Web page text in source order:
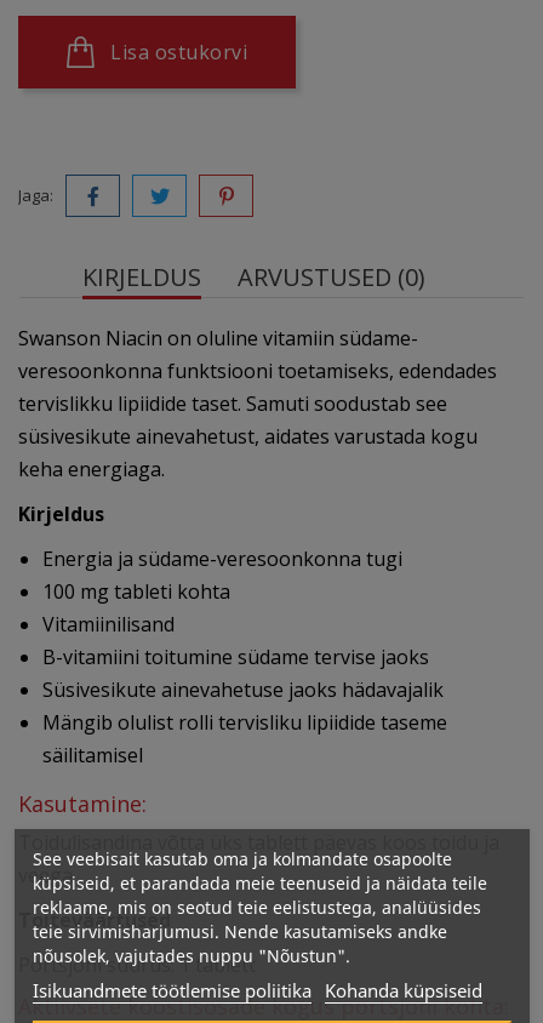
Lisa ostukorvi
Jaga:
KIRJELDUS ARVUSTUSED (0)
Swanson Niacin on oluline vitamiin südame-
veresoonkonna funktsiooni toetamiseks, edendades
tervislikku lipiidide taset. Samuti soodustab see
süsivesikute ainevahetust, aidates varustada kogu
keha energiaga.
Kirjeldus
Energia ja südame-veresoonkonna tugi
100 mg tableti kohta
Vitamiinilisand
B-vitamiini toitumine südame tervise jaoks
Süsivesikute ainevahetuse jaoks hädavajalik
Mängib olulist rolli tervisliku lipiidide taseme
säilitamisel
Kasutamine:
veega.
Toiteväärtused
Portsjoni suurus: 1 tablett
Aktiivsete koostisosade kogus portsjoni kohta:
See veebisait kasutab oma ja kolmandate osapoolte
küpsiseid, et parandada meie teenuseid ja näidata teile
reklaame, mis on seotud teie eelistustega, analüüsides
teie sirvimisharjumusi. Nende kasutamiseks andke
nõusolek, vajutades nuppu "Nõustun".
Isikuandmete töötlemise poliitika Kohanda küpsiseid